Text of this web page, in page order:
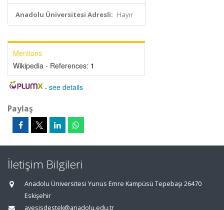
Anadolu Üniversitesi Adresli: Hayır
Mentions
Wikipedia - References: 1
- see details
Paylaş
İletişim Bilgileri
Anadolu Üniversitesi Yunus Emre Kampüsü Tepebaşı 26470
Eskişehir
avesisdestek@anadolu.edu.tr